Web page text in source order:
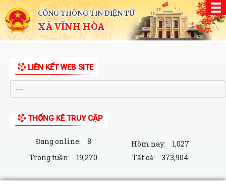
CỔNG THÔNG TIN ĐIỆN TỬ
XÃ VĨNH HÒA
LIÊN KẾT WEB SITE
THỐNG KÊ TRUY CẬP
Đang online: 8 Hôm nay:
1,027
Trong tuần:
19,270 Tất cả: 373,904